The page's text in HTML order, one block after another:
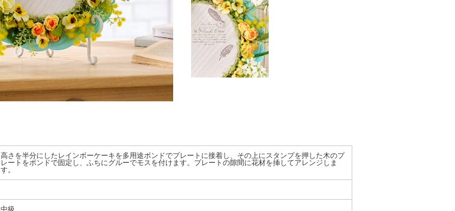
高さを半分にしたレインボーケーキを多用途ボンドでプレートに接着し、その上にスタンプを押した木のプ
レートをボンドで固定し、ふちにグルーでモスを付けます。プレートの隙間に花材を挿してアレンジしま
す。
中級